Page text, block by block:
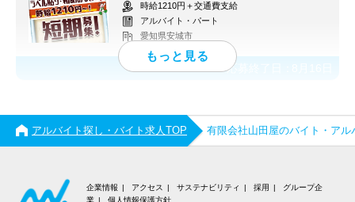
時給1210円＋交通費支給
アルバイト・パート
愛知県安城市
応募終了日：
アルバイト探し・バイト求人TOP 有限会社山田屋のバイト・アル
企業情報 アクセス サステナビリティ 採用
グループ企
業
個人情報保護方針